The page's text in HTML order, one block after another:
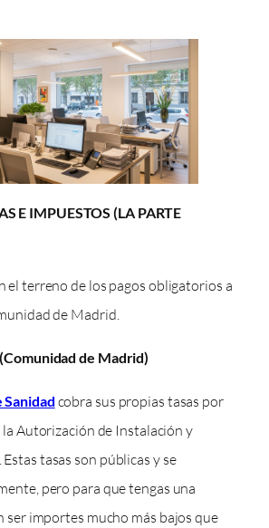
E IMPUESTOS (LA PARTE
el terreno de los pagos obligatorios a
de Madrid.
de Madrid)
cobra sus propias tasas por
Autorización de Instalación y
tasas son públicas y se
pero para que tengas una
ser importes mucho más bajos que